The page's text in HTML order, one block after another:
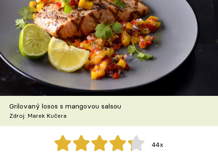
Recepty
Články
TV Program
Škola vaření
Recepty z TV
Speciál: Cuketa
Těhotnej kuchař
Grilovaný losos s mangovou salsou
Zdroj: Marek Kučera
44x